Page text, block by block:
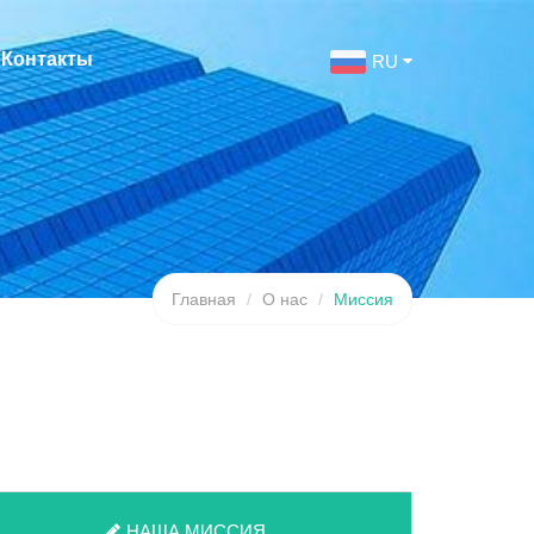
RU
Главная О нас Миссия